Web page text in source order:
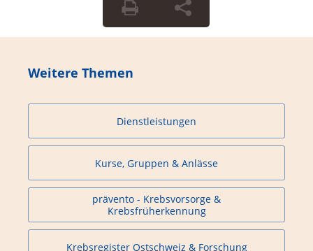
Weitere Themen
Dienstleistungen
Kurse, Gruppen & Anlässe
prävento - Krebsvorsorge &
Krebsfrüherkennung
Krebsregister Ostschweiz & Forschung